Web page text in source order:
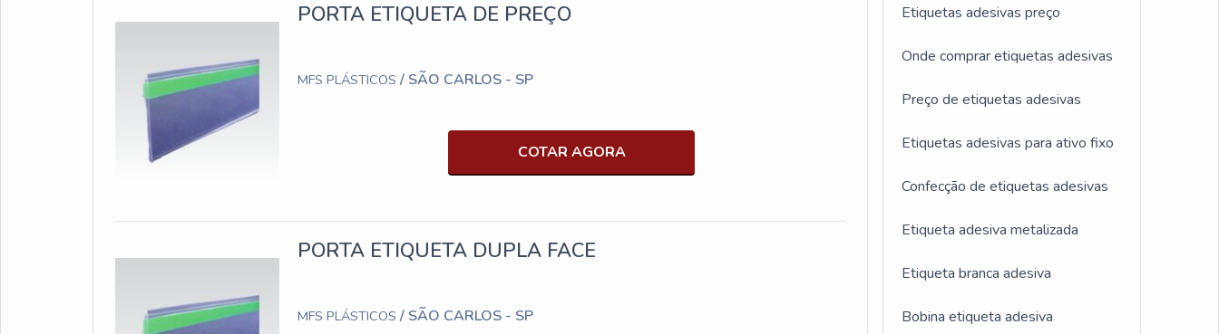
PORTA ETIQUETA DE PREÇO
MFS PLÁSTICOS/ SÃO CARLOS - SP
COTAR AGORA
PORTA ETIQUETA DUPLA FACE
MFS PLÁSTICOS/ SÃO CARLOS - SP
Etiquetas adesivas preço
Onde comprar etiquetas adesivas
Preço de etiquetas adesivas
Etiquetas adesivas para ativo fixo
Confecção de etiquetas adesivas
Etiqueta adesiva metalizada
Etiqueta branca adesiva
Bobina etiqueta adesiva